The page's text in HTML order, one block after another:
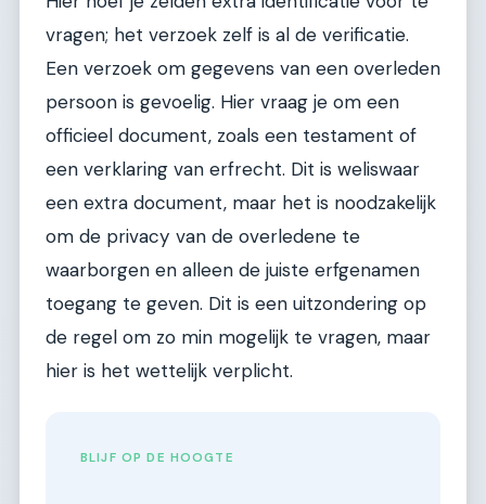
vragen; het verzoek zelf is al de verificatie.
Een verzoek om gegevens van een overleden
persoon is gevoelig. Hier vraag je om een
officieel document, zoals een testament of
een verklaring van erfrecht. Dit is weliswaar
een extra document, maar het is noodzakelijk
om de privacy van de overledene te
waarborgen en alleen de juiste erfgenamen
toegang te geven. Dit is een uitzondering op
de regel om zo min mogelijk te vragen, maar
hier is het wettelijk verplicht.
BLIJF OP DE HOOGTE